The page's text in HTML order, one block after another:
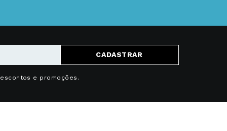
CADASTRAR
e promoções.